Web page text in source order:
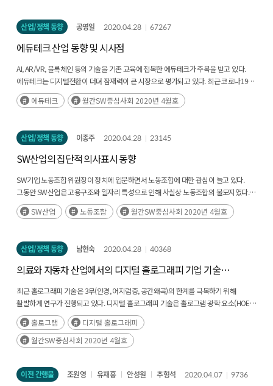
산업/정책 동향 공영일 2020.04.28 67267
에듀테크 산업 동향 및 시사점
AI, AR/VR, 블록체인 등의 기술을 기존 교육에 접목한 에듀테크가 주목을 받고 있다.
에듀테크는 디지털전환이 더뎌 잠재력이 큰 시장으로 평가되고 있다. 최근 코로나19
사태로 우리사회는 온라인 개학 등 비대면 교육이라는 피할 수 없는(후략)
에듀테크 월간SW중심사회 2020년 4월호
산업/정책 동향 이종주 2020.04.28 23145
SW산업의 집단적 의사표시 동향
SW기업 노동조합 위원장이 정치에 입문하면서 노동조합에 대한 관심이 늘고 있다.
그동안 SW산업은 고용구조와 일자리 특성으로 인해 사실상 노동조합의 불모지였다.
그런데 최근 대기업의 노동조합과 외국계기업 지사의 노동조합이 설립되어 노총과
연대하여 활동하고 있다. 기업단위 노동조합이지만, 이들이(후략)
SW산업 노동조합 월간SW중심사회 2020년 4월호
산업/정책 동향 남현숙 2020.04.28 40368
의료와 자동차 산업에서의 디지털 홀로그래피 기업 기술
동향
최근 홀로그래피 기술은 3무(안경, 어지럼증, 공간왜곡)의 한계를 극복하기 위해
활발하게 연구가 진행되고 있다. 디지털 홀로그래피 기술은 홀로그램 광학 요소(HOE),
공간 광변조기(SLM), 백라이트등과 같은 하드웨어 광학 소자와 3차원 영상을 위한
렌더링(Rendering), 측정(Measurement), 시각화(Visualization) 등을(후략)
홀로그램
디지털 홀로그래피
월간SW중심사회 2020년 4월호
이전 간행물 조원영 유재흥 안성원 추형석 2020.04.07 9736